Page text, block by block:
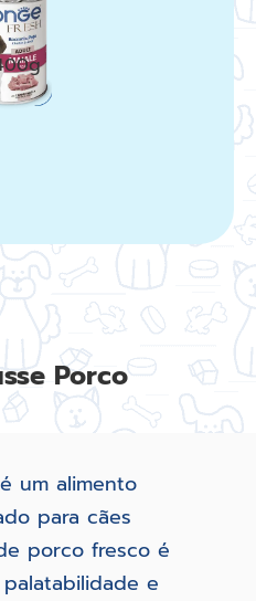
Porco
um alimento
para cães
porco fresco é
e